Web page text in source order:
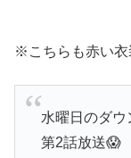
※こちらも赤い
水曜日のダウ
第2話放送😱